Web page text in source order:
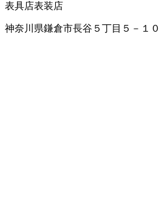
表具店表装店
神奈川県鎌倉市長谷５丁目５－１０